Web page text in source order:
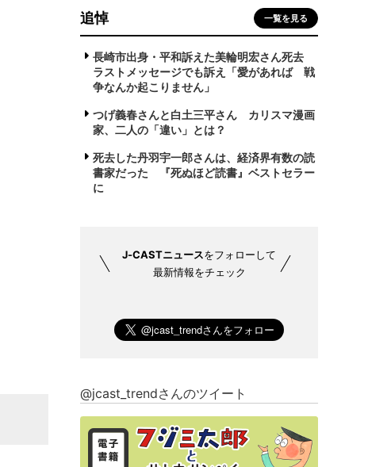
追悼 一覧を見る
長崎市出身・平和訴えた美輪明宏さん死去
ラストメッセージでも訴え「愛があれば 戦
争なんか起こりません」
つげ義春さんと白土三平さん カリスマ漫画
家、二人の「違い」とは？
死去した丹羽宇一郎さんは、経済界有数の読
書家だった 『死ぬほど読書』ベストセラー
に
J-CASTニュースをフォローして
最新情報をチェック
@jcast_trendさんのツイート